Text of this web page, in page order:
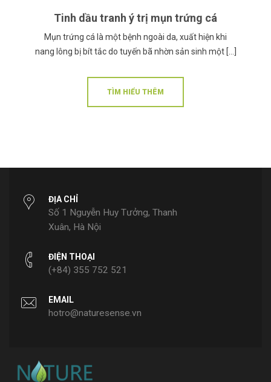
Tinh dầu tranh ý trị mụn trứng cá
Mụn trứng cá là một bệnh ngoài da, xuất hiện khi
nang lông bị bít tắc do tuyến bã nhờn sản sinh một […]
TÌM HIỂU THÊM
ĐỊA CHỈ
Số 1 Nguyễn Huy Tưởng, Thanh
Xuân, Hà Nội
ĐIỆN THOẠI
(+84) 355 752 521‬
EMAIL
hotro@naturesense.vn